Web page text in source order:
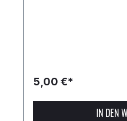
5,00 €*
IN DEN